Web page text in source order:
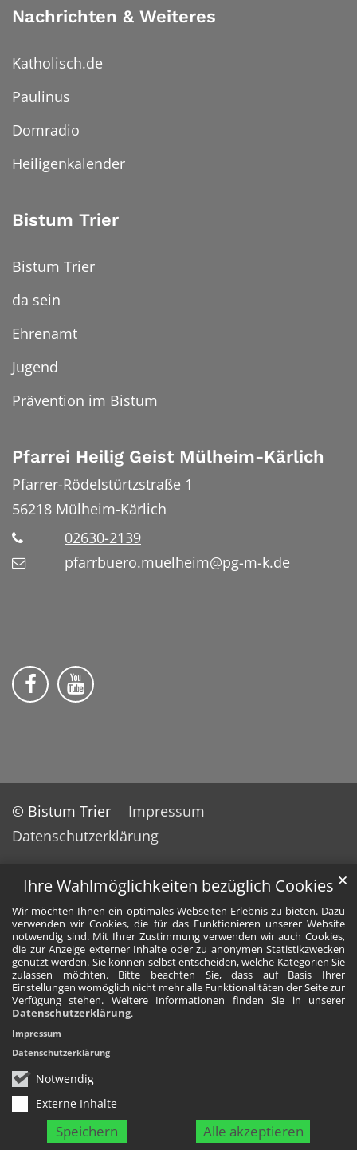
Ihre Wahlmöglichkeiten bezüglich Cookies
Wir möchten Ihnen ein optimales Webseiten-Erlebnis zu bieten. Dazu
verwenden wir Cookies, die für das Funktionieren unserer Website
notwendig sind. Mit Ihrer Zustimmung verwenden wir auch Cookies,
die zur Anzeige externer Inhalte oder zu anonymen Statistikzwecken
genutzt werden. Sie können selbst entscheiden, welche Kategorien Sie
zulassen möchten. Bitte beachten Sie, dass auf Basis Ihrer
Einstellungen womöglich nicht mehr alle Funktionalitäten der Seite zur
Verfügung stehen. Weitere Informationen finden Sie in unserer
Datenschutzerklärung.
Notwendig
Externe Inhalte
Speichern Alle akzeptieren
✕
Impressum
Datenschutzerklärung
Nachrichten & Weiteres
Katholisch.de
Paulinus
Domradio
Heiligenkalender
Bistum Trier
Bistum Trier
da sein
Ehrenamt
Jugend
Prävention im Bistum
Pfarrei Heilig Geist Mülheim-Kärlich
Pfarrer-Rödelstürtzstraße 1
56218 Mülheim-Kärlich
02630-2139
pfarrbuero.muelheim@pg-m-k.de
Wir auf Facebook
Wir auf YouTube
© Bistum Trier
Impressum
Datenschutzerklärung